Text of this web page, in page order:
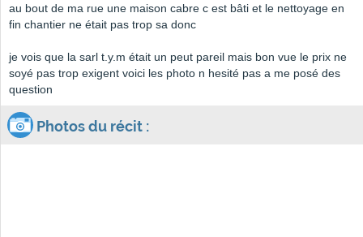
au bout de ma rue une maison cabre c est bâti et le nettoyage en
fin chantier ne était pas trop sa donc
je vois que la sarl t.y.m était un peut pareil mais bon vue le prix ne
soyé pas trop exigent voici les photo n hesité pas a me posé des
question
Photos du récit :